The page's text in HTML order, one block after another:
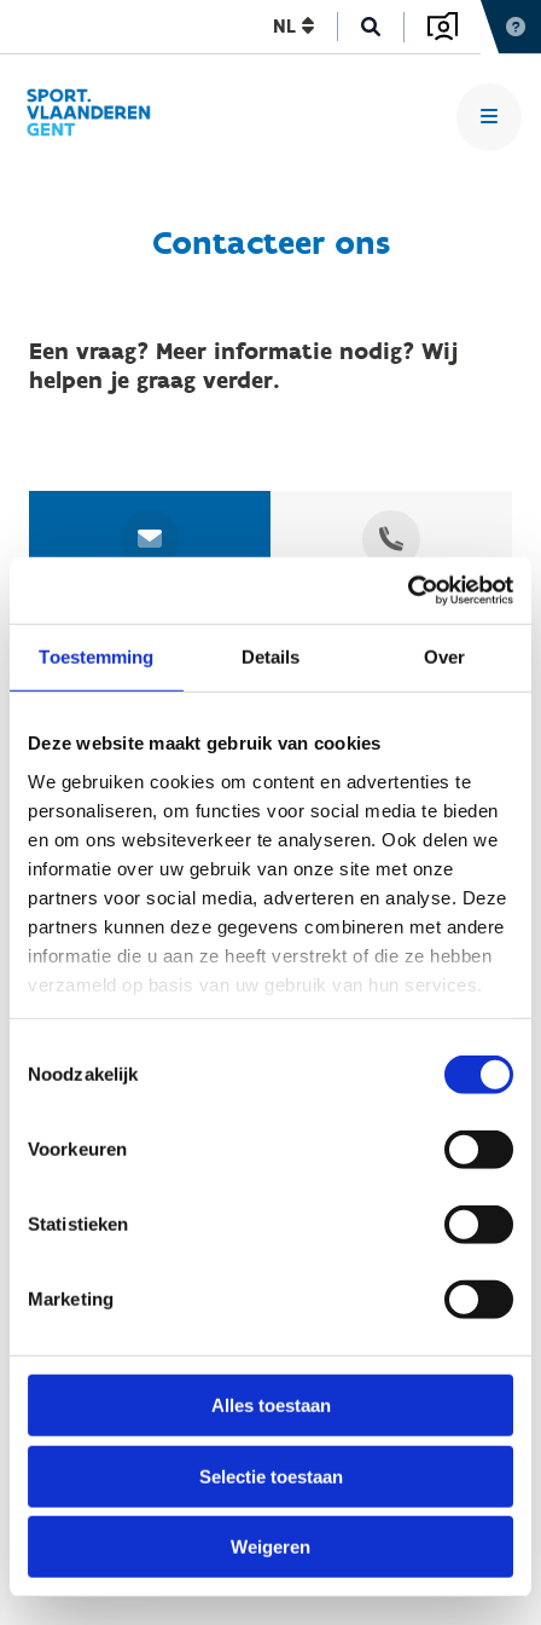
Toestemming Details Over
Deze website maakt gebruik van cookies
We gebruiken cookies om content en advertenties te
personaliseren, om functies voor social media te bieden
en om ons websiteverkeer te analyseren. Ook delen we
informatie over uw gebruik van onze site met onze
partners voor social media, adverteren en analyse. Deze
partners kunnen deze gegevens combineren met andere
informatie die u aan ze heeft verstrekt of die ze hebben
verzameld op basis van uw gebruik van hun services.
Noodzakelijk
Voorkeuren
Statistieken
Marketing
Alles toestaan
Selectie toestaan
Weigeren
NL
Contacteer ons
Een vraag? Meer informatie nodig? Wij
helpen je graag verder.
Geef aan tot welk domein jouw vraag behoort
KIES EEN DOMEIN
Jouw vraag
Anti-Robot Verification
Click to start verification
Verzend